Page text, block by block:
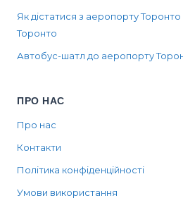
Як дістатися з аеропорту Торонто
Торонто
Автобус-шатл до аеропорту
ПРО НАС
Про нас
Контакти
Політика конфіденційності
Умови використання